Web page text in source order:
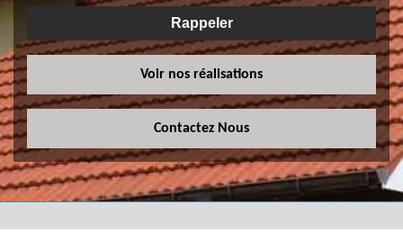
Voir nos réalisations
Contactez Nous